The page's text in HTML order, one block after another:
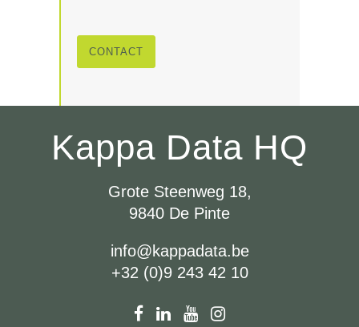
CONTACT
Kappa Data HQ
Grote Steenweg 18,
9840 De Pinte
info@kappadata.be
+32 (0)9 243 42 10